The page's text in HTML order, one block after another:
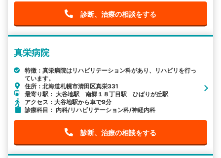
診断、治療の相談をする
真栄病院
特徴：真栄病院はリハビリテーション科があり、リハビリを行っ
ています。
住所：北海道札幌市清田区真栄331
最寄り駅： 大谷地駅 南郷１８丁目駅 ひばりが丘駅
アクセス：大谷地駅から車で9分
診療科目： 内科/リハビリテーション科/神経内科
診断、治療の相談をする